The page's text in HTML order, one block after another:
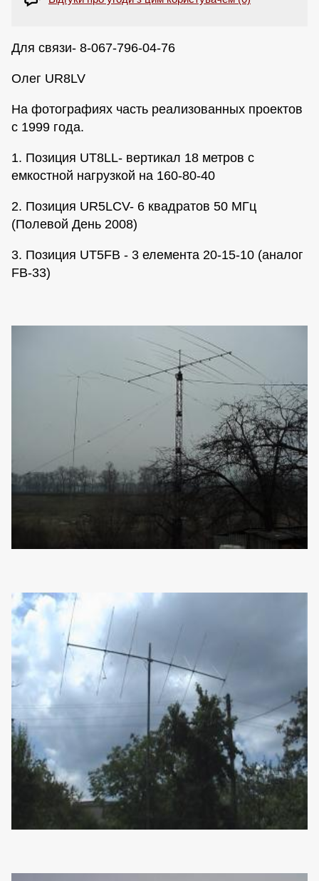
Для связи- 8-067-796-04-76
Олег UR8LV
На фотографиях часть реализованных проектов
с 1999 года.
1. Позиция UT8LL- вертикал 18 метров с
емкостной нагрузкой на 160-80-40
2. Позиция UR5LCV- 6 квадратов 50 МГц
(Полевой День 2008)
3. Позиция UT5FB - 3 елемента 20-15-10 (аналог
FB-33)